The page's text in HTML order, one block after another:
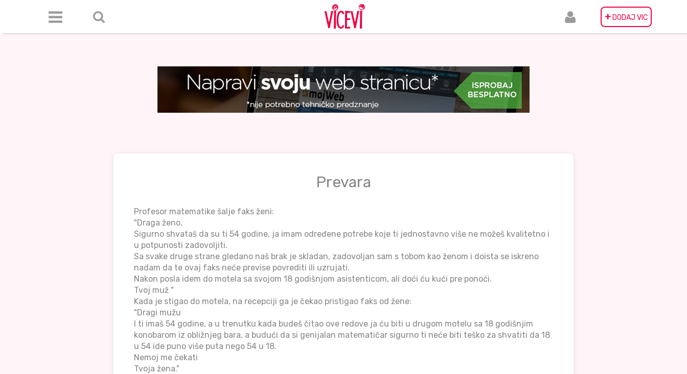
+ DODAJ VIC
Prevara
Profesor matematike šalje faks ženi:
"Draga ženo,
Sigurno shvataš da su ti 54 godine, ja imam određene potrebe koje ti jednostavno više ne možeš kvalitetno i
u potpunosti zadovoljiti.
Sa svake druge strane gledano naš brak je skladan, zadovoljan sam s tobom kao ženom i doista se iskreno
nadam da te ovaj faks neće previse povrediti ili uzrujati.
Nakon posla idem do motela sa svojom 18 godišnjom asistenticom, ali doći ću kući pre ponoći.
Tvoj muž "
Kada je stigao do motela, na recepciji ga je čekao pristigao faks od žene:
"Dragi mužu
I ti imaš 54 godine, a u trenutku kada budeš čitao ove redove ja ću biti u drugom motelu sa 18 godišnjim
konobarom iz obližnjeg bara, a budući da si genijalan matematičar sigurno ti neće biti teško za shvatiti da 18
u 54 ide puno više puta nego 54 u 18.
Nemoj me čekati
Tvoja žena."